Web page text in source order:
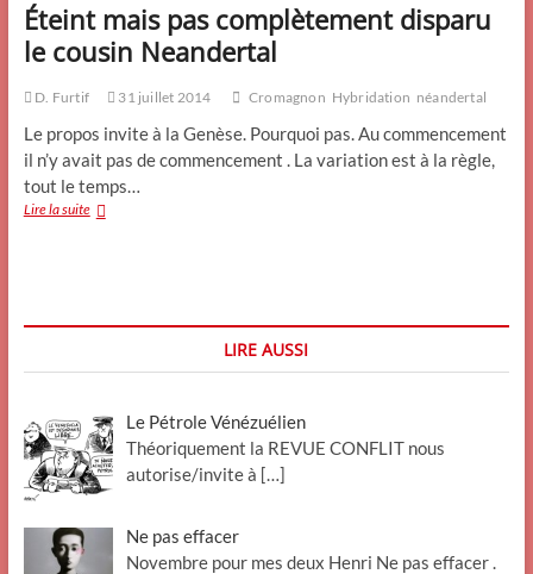
Éteint mais pas complètement disparu
le cousin Neandertal
D. Furtif 31 juillet 2014 Cromagnon Hybridation néandertal
Le propos invite à la Genèse. Pourquoi pas. Au commencement
il n’y avait pas de commencement . La variation est à la règle,
tout le temps…
Lire la suiteÉteint
LIRE AUSSI
Le Pétrole Vénézuélien
Théoriquement la REVUE CONFLIT nous
autorise/invite à […]
Ne pas effacer
Novembre pour mes deux Henri Ne pas effacer .